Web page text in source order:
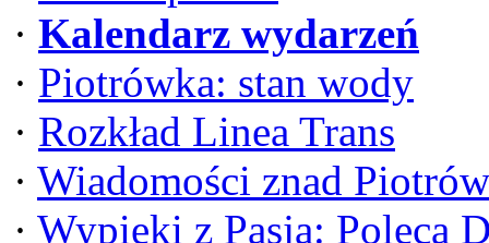
· Kalendarz wydarzeń
· Piotrówka: stan wody
· Rozkład Linea Trans
· Wiadomości znad
· Wypieki z Pasją: Poleca